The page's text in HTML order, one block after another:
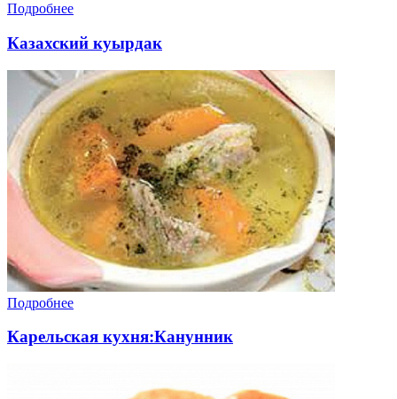
Подробнее
Казахский куырдак
Подробнее
Карельская кухня:Канунник